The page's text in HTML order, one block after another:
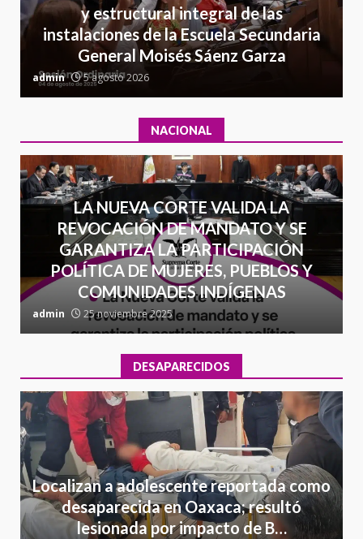
delincuencia organizada y
contrabando
16 julio 2026
y estructural integral de las
instalaciones de la Escuela Secundaria
General Moisés Sáenz Garza
admin 5 agosto 2026
NACIONAL
LA NUEVA CORTE VALIDA LA
REVOCACIÓN DE MANDATO Y SE
GARANTIZA LA PARTICIPACIÓN
POLÍTICA DE MUJERES, PUEBLOS Y
COMUNIDADES INDÍGENAS
admin 25 noviembre 2025
DESAPARECIDOS
Localizan a adolescente reportada como
desaparecida en Oaxaca; resultó
lesionada por impacto de B…